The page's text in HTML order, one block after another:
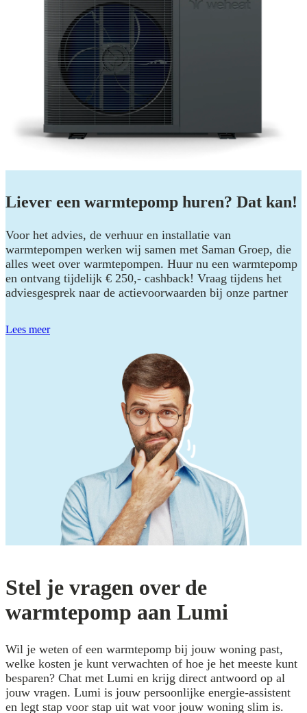
Liever een warmtepomp huren? Dat kan!
Voor het advies, de verhuur en installatie van
warmtepompen werken wij samen met Saman Groep, die
alles weet over warmtepompen. Huur nu een warmtepomp
en ontvang tijdelijk € 250,- cashback! Vraag tijdens het
adviesgesprek naar de actievoorwaarden bij onze partner
Lees meer
Stel je vragen over de
warmtepomp aan Lumi
Wil je weten of een warmtepomp bij jouw woning past,
welke kosten je kunt verwachten of hoe je het meeste kunt
besparen? Chat met Lumi en krijg direct antwoord op al
jouw vragen. Lumi is jouw persoonlijke energie-assistent
en legt stap voor stap uit wat voor jouw woning slim is.